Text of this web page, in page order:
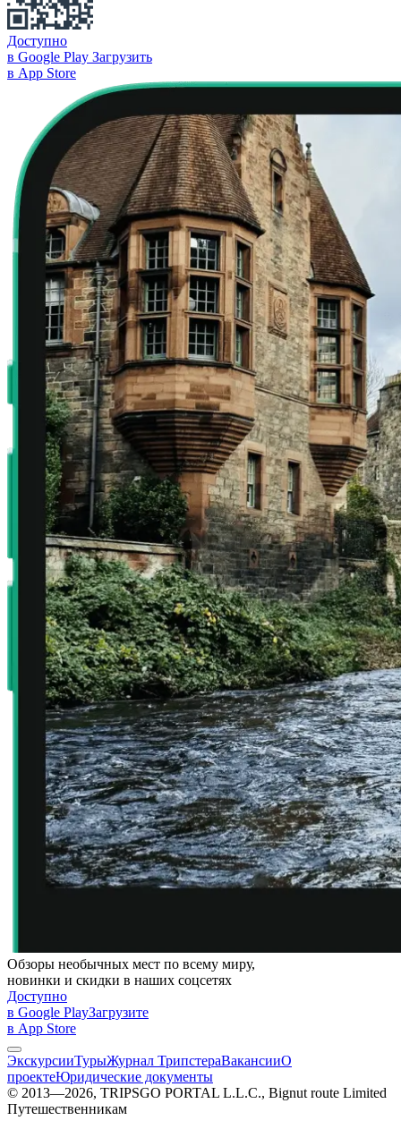
Доступно
в Google Play Загрузить
в App Store
Обзоры необычных мест по всему миру,
новинки и скидки в наших соцсетях
Доступно
в Google PlayЗагрузите
в App Store
ЭкскурсииТурыЖурнал ТрипстераВакансииО
проектеЮридические документы
© 2013—2026, TRIPSGO PORTAL L.L.C., Bignut route Limited
Путешественникам